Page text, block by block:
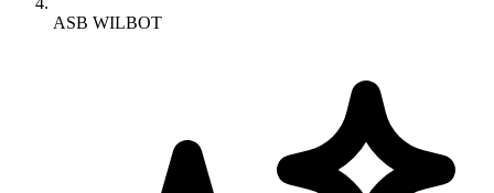
ASB WILBOT